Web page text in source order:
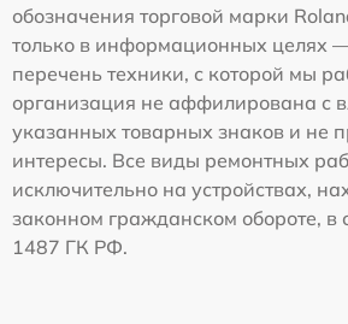
обозначения торговой марки
только в информационных целях
перечень техники, с которой мы
организация не аффилирована с
указанных товарных знаков и не
интересы. Все виды ремонтных
исключительно на устройствах,
законном гражданском обороте, в
1487 ГК РФ.